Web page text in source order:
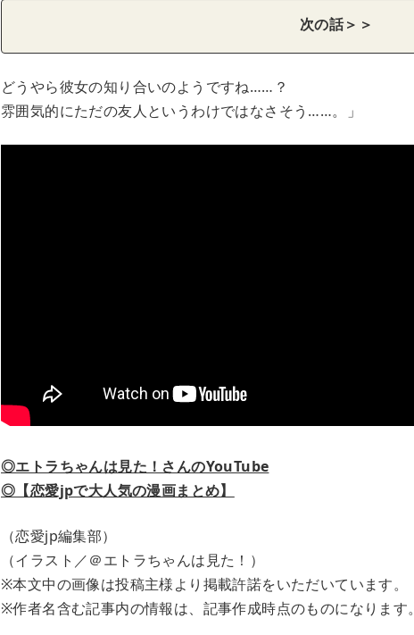
次の話＞＞
どうやら彼女の知り合いのようですね……？
雰囲気的にただの友人というわけではなさそう……。」
◎エトラちゃんは見た！さんのYouTube
◎【恋愛jpで大人気の漫画まとめ】
（恋愛jp編集部）
（イラスト／＠エトラちゃんは見た！）
※本文中の画像は投稿主様より掲載許諾をいただいています。
※作者名含む記事内の情報は、記事作成時点のものになります。